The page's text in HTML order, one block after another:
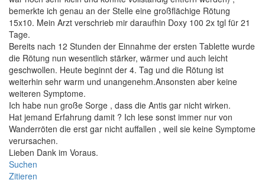
bemerkte ich genau an der Stelle eine großflächige Rötung
15x10. Mein Arzt verschrieb mir daraufhin Doxy 100 2x tgl für 21
Tage.
Bereits nach 12 Stunden der Einnahme der ersten Tablette wurde
die Rötung nun wesentlich stärker, wärmer und auch leicht
geschwollen. Heute beginnt der 4. Tag und die Rötung ist
weiterhin sehr warm und unangenehm.Ansonsten aber keine
weiteren Symptome.
Ich habe nun große Sorge , dass die Antis gar nicht wirken.
Hat jemand Erfahrung damit ? Ich lese sonst immer nur von
Wanderröten die erst gar nicht auffallen , weil sie keine Symptome
verursachen.
Lieben Dank im Voraus.
Suchen
Zitieren